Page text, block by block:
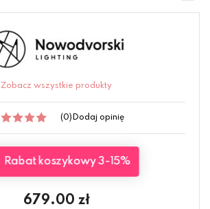
Zobacz wszystkie produkty
(0) Dodaj opinię
Rabat koszykowy 3-15%
679.00 zł